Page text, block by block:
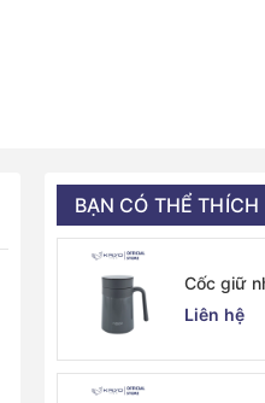
BẠN CÓ THỂ THÍCH
Cốc giữ
inox
lọc trà
Liên hệ